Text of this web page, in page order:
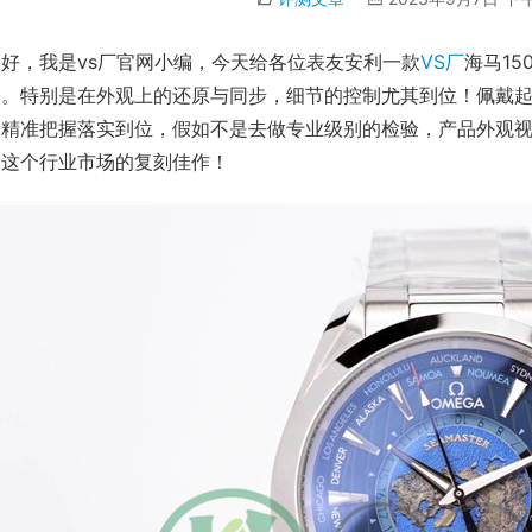
，我是vs厂官网小编，今天给各位表友安利一款VS厂海马
特别是在外观上的还原与同步，细节的控制尤其到位！佩戴
准把握落实到位，假如不是去做专业级别的检验，产品外观
个行业市场的复刻佳作！